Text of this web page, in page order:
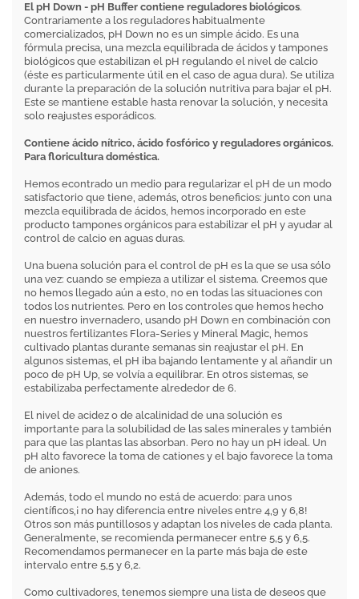
El pH Down - pH Buffer contiene reguladores biológicos.
Contrariamente a los reguladores habitualmente
comercializados, pH Down no es un simple ácido. Es una
fórmula precisa, una mezcla equilibrada de ácidos y tampones
biológicos que estabilizan el pH regulando el nivel de calcio
(éste es particularmente útil en el caso de agua dura). Se utiliza
durante la preparación de la solución nutritiva para bajar el pH.
Este se mantiene estable hasta renovar la solución, y necesita
solo reajustes esporádicos.
Contiene ácido nítrico, ácido fosfórico y reguladores orgánicos.
Para floricultura doméstica.
Hemos econtrado un medio para regularizar el pH de un modo
satisfactorio que tiene, además, otros beneficios: junto con una
mezcla equilibrada de ácidos, hemos incorporado en este
producto tampones orgánicos para estabilizar el pH y ayudar al
control de calcio en aguas duras.
Una buena solución para el control de pH es la que se usa sólo
una vez: cuando se empieza a utilizar el sistema. Creemos que
no hemos llegado aún a esto, no en todas las situaciones con
todos los nutrientes. Pero en los controles que hemos hecho
en nuestro invernadero, usando pH Down en combinación con
nuestros fertilizantes Flora-Series y Mineral Magic, hemos
cultivado plantas durante semanas sin reajustar el pH. En
algunos sistemas, el pH iba bajando lentamente y al añandir un
poco de pH Up, se volvía a equilibrar. En otros sistemas, se
estabilizaba perfectamente alrededor de 6.
El nivel de acidez o de alcalinidad de una solución es
importante para la solubilidad de las sales minerales y también
para que las plantas las absorban. Pero no hay un pH ideal. Un
pH alto favorece la toma de cationes y el bajo favorece la toma
de aniones.
Además, todo el mundo no está de acuerdo: para unos
científicos,¡ no hay diferencia entre niveles entre 4,9 y 6,8!
Otros son más puntillosos y adaptan los niveles de cada planta.
Generalmente, se recomienda permanecer entre 5,5 y 6,5.
Recomendamos permanecer en la parte más baja de este
intervalo entre 5,5 y 6,2.
Como cultivadores, tenemos siempre una lista de deseos que